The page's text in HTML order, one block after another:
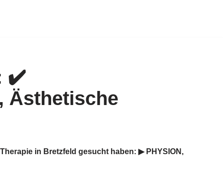
in Bretzfeld gesucht haben: ▶︎ PHYSION,